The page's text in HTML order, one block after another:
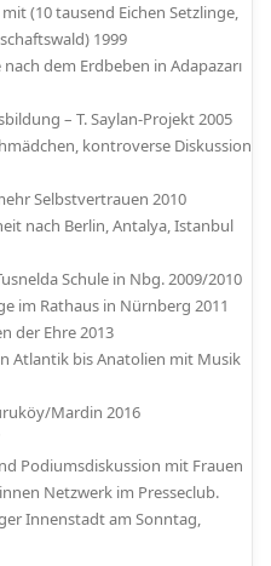
(10 tausend Eichen Setzlinge,
1999
dem Erdbeben in Adapazarı
– T. Saylan-Projekt 2005
kontroverse Diskussion
Selbstvertrauen 2010
nach Berlin, Antalya, Istanbul
Schule in Nbg. 2009/2010
im Rathaus in Nürnberg 2011
der Ehre 2013
Atlantik bis Anatolien mit Musik
Mardin 2016
Podiumsdiskussion mit Frauen
Netzwerk im Presseclub.
Innenstadt am Sonntag,